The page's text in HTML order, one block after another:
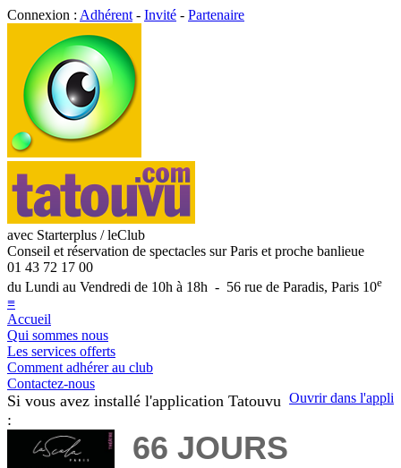
Connexion : Adhérent - Invité - Partenaire
avec Starterplus / leClub
Conseil et réservation de spectacles sur Paris et proche banlieue
01 43 72 17 00
du Lundi au Vendredi de 10h à 18h - 56 rue de Paradis, Paris 10e
≡
Accueil
Qui sommes nous
Les services offerts
Comment adhérer au club
Contactez-nous
Ouvrir dans l'appli
Si vous avez installé l'application Tatouvu
:
66 JOURS